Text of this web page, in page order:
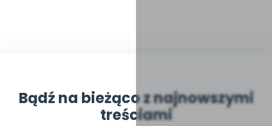
Bądź na bieżąco z najnowszymi
treściami